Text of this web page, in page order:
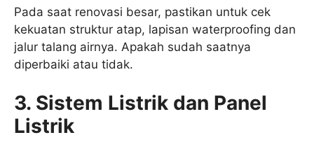
Pada saat renovasi besar, pastikan untuk cek
kekuatan struktur atap, lapisan waterproofing dan
jalur talang airnya. Apakah sudah saatnya
diperbaiki atau tidak.
3. Sistem Listrik dan Panel
Listrik